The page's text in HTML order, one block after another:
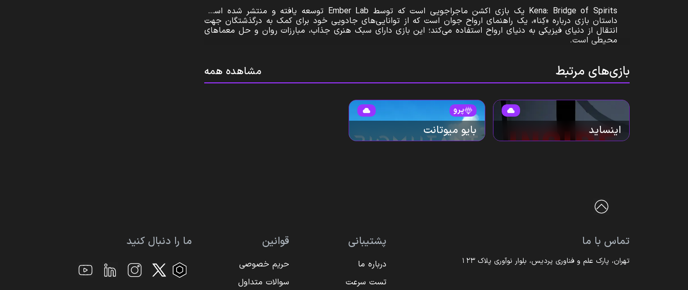
Kena: Bridge of Spirits یک بازی اکشن ماجراجویی است که توسط Ember Lab توسعه یافته و منتشر شده است.
داستان بازی درباره «کِنا»، یک راهنمای ارواح جوان است که از توانایی‌های جادویی خود برای کمک به درگذشتگان جهت
انتقال از دنیای فیزیکی به دنیای ارواح استفاده می‌کند؛ این بازی دارای سبک هنری جذاب، مبارزات روان و حل معماهای
محیطی است.
بازی‌های مرتبط مشاهده همه
اینساید
پرو
بایو میوتانت
تماس با ما
تهران، پارک علم و فناوری پردیس، بلوار نوآوری پلاک ۱۲۳
پشتیبانی
درباره ما
تست سرعت
قوانین
حریم خصوصی
سوالات متداول
ما را دنبال کنید